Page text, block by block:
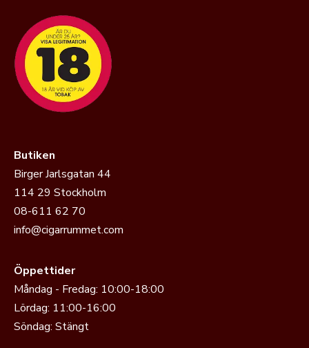
Butiken
Birger Jarlsgatan 44
114 29 Stockholm
08-611 62 70
info@cigarrummet.com
Öppettider
Måndag - Fredag: 10:00-18:00
Lördag: 11:00-16:00
Söndag: Stängt